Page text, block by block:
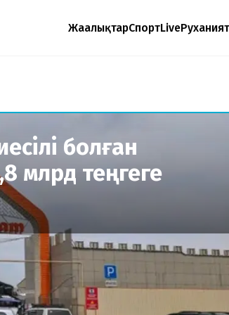
ЖаңалықтарСпортLiveРуханият
болған
млрд теңгеге